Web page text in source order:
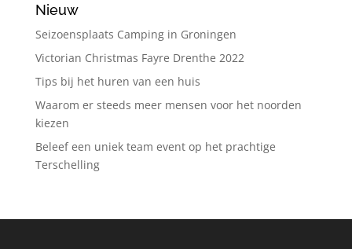
Nieuw
Seizoensplaats Camping in Groningen
Victorian Christmas Fayre Drenthe 2022
Tips bij het huren van een huis
Waarom er steeds meer mensen voor het noorden
kiezen
Beleef een uniek team event op het prachtige
Terschelling